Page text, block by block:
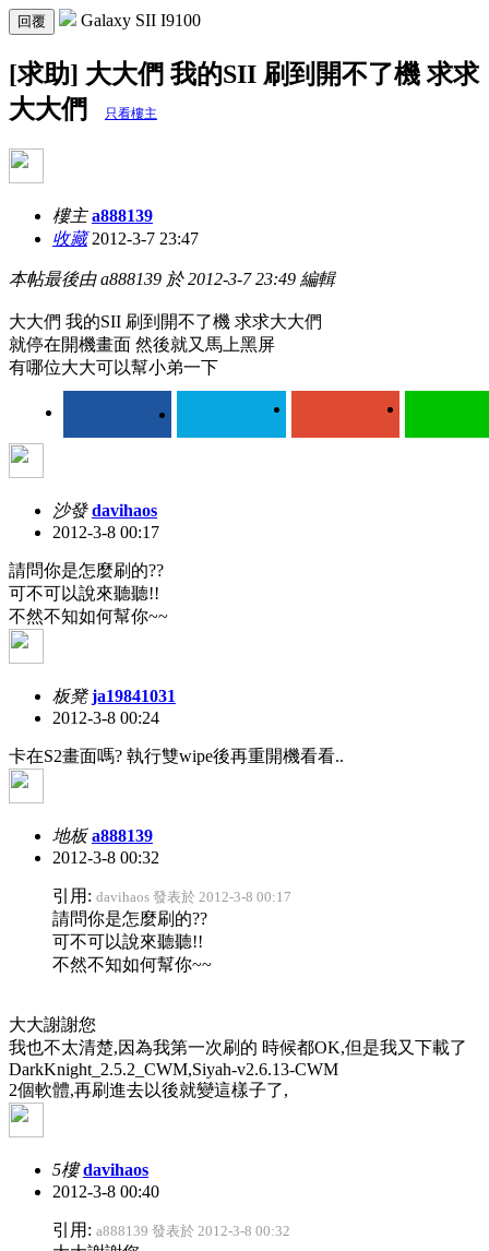
回覆 Galaxy SII I9100
[求助] 大大們 我的SII 刷到開不了機 求求
大大們
只看樓主
樓主 a888139
收藏2012-3-7 23:47
本帖最後由 a888139 於 2012-3-7 23:49 編輯
大大們 我的SII 刷到開不了機 求求大大們
就停在開機畫面 然後就又馬上黑屏
有哪位大大可以幫小弟一下
沙發 davihaos
2012-3-8 00:17
請問你是怎麼刷的??
可不可以說來聽聽!!
不然不知如何幫你~~
板凳 ja19841031
2012-3-8 00:24
卡在S2畫面嗎? 執行雙wipe後再重開機看看..
地板 a888139
2012-3-8 00:32
引用: davihaos 發表於 2012-3-8 00:17
請問你是怎麼刷的??
可不可以說來聽聽!!
不然不知如何幫你~~
大大謝謝您
我也不太清楚,因為我第一次刷的 時候都OK,但是我又下載了
DarkKnight_2.5.2_CWM,Siyah-v2.6.13-CWM
2個軟體,再刷進去以後就變這樣子了,
5樓 davihaos
2012-3-8 00:40
引用: a888139 發表於 2012-3-8 00:32